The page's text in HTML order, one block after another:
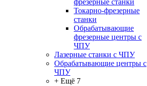
фрезерные станки
Токарно-фрезерные
станки
Обрабатывающие
фрезерные центры с
ЧПУ
Лазерные станки с ЧПУ
Обрабатывающие центры с
ЧПУ
+ Ещё 7